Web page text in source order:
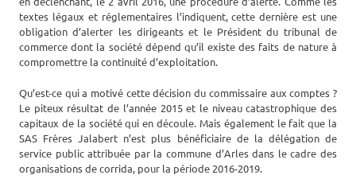
textes légaux et réglementaires l’indiquent, cette dernière est une
obligation d’alerter les dirigeants et le Président du tribunal de
commerce dont la société dépend qu’il existe des faits de nature à
compromettre la continuité d’exploitation.
Qu’est-ce qui a motivé cette décision du commissaire aux comptes ?
Le piteux résultat de l’année 2015 et le niveau catastrophique des
capitaux de la société qui en découle. Mais également le fait que la
SAS Frères Jalabert n’est plus bénéficiaire de la délégation de
service public attribuée par la commune d’Arles dans le cadre des
organisations de corrida, pour la période 2016-2019.